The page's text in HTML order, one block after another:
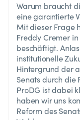
Warum braucht
eine garantierte
Mit dieser Frage
Freddy Cremer
beschäftigt.
institutionelle
Hintergrund der
Senats durch die
ProDG ist dabei
haben wir uns
Reform des